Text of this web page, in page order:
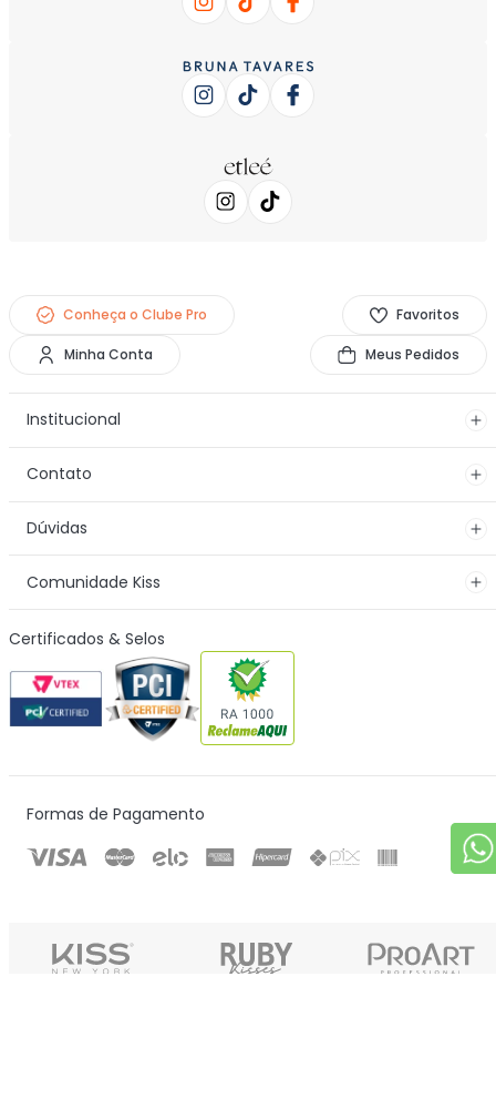
Conheça o Clube Pro Favoritos
Minha Conta Meus Pedidos
Institucional
Contato
Dúvidas
Comunidade Kiss
Certificados & Selos
Formas de Pagamento